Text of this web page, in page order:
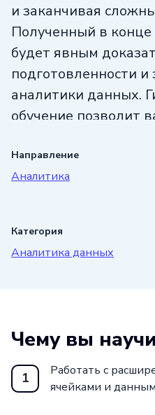
и заканчивая
Полученный в
будет явным
подготовленности и
аналитики данных.
обучение позволит
материал в удобном
Присоединяйтесь к
востребованным
Направление
Аналитика
Категория
Аналитика данных
Чему вы
1
Работать с
ячейками и